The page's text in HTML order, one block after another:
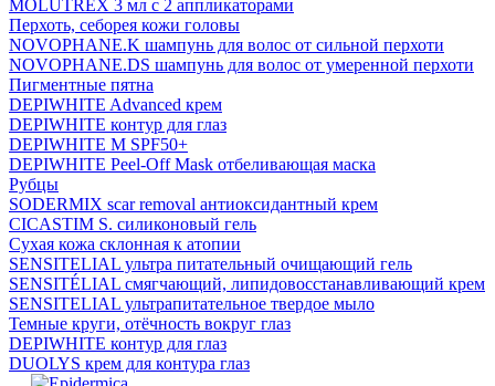
MOLUTREX 3 мл с 2 аппликаторами
Перхоть, себорея кожи головы
NOVOPHANE.K шампунь для волос от сильной перхоти
NOVOPHANE.DS шампунь для волос от умеренной перхоти
Пигментные пятна
DEPIWHITE Advanced крем
DEPIWHITE контур для глаз
DEPIWHITE M SPF50+
DEPIWHITE Peel-Off Mask отбеливающая маска
Рубцы
SODERMIX scar removal антиоксидантный крем
CICASTIM S. силиконовый гель
Сухая кожа склонная к атопии
SENSITELIAL ультра питательный очищающий гель
SENSITÉLIAL смягчающий, липидовосстанавливающий крем
SENSITELIAL ультрапитательное твердое мыло
Темные круги, отёчность вокруг глаз
DEPIWHITE контур для глаз
DUOLYS крем для контура глаз